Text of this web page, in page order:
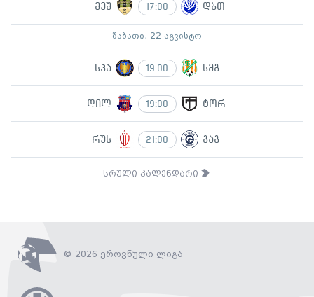
მეშ 17:00 დბთ
შაბათი, 22 აგვისტო
სპა 19:00 სმგ
დილ 19:00 ტორ
რუს 21:00 გაგ
სრული კალენდარი
© 2026 ეროვნული ლიგა